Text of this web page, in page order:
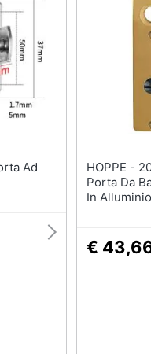
HOPPE - 202kp - Placca Per
Porta Da
In Alluminio
€